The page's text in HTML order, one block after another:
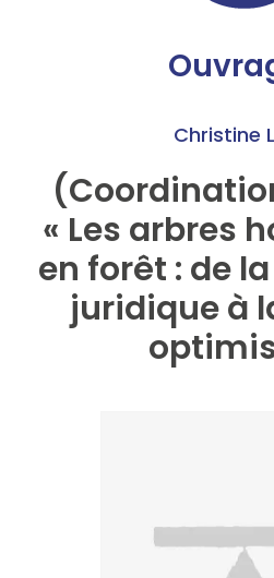
Christine
« Les arbres
en forêt : de
juridique à